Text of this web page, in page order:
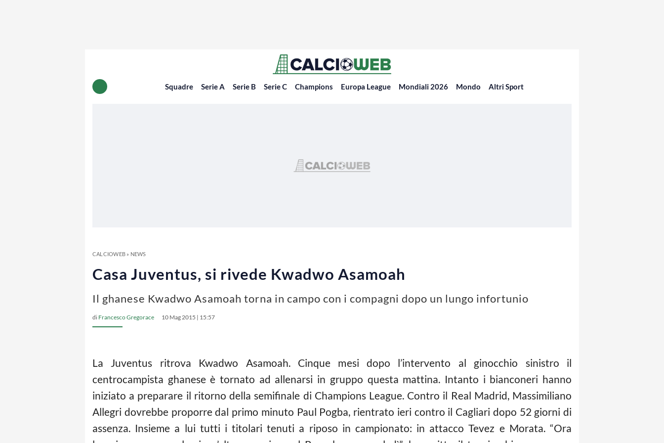
Squadre Serie A Serie B Serie C Champions Europa League Mondiali 2026 Mondo Altri Sport
CALCIOWEB» NEWS
Casa Juventus, si rivede Kwadwo Asamoah
Il ghanese Kwadwo Asamoah torna in campo con i compagni dopo un lungo infortunio
di Francesco Gregorace 10 Mag 2015 | 15:57
La Juventus ritrova Kwadwo Asamoah. Cinque mesi dopo l’intervento al ginocchio sinistro il
centrocampista ghanese è tornato ad allenarsi in gruppo questa mattina. Intanto i bianconeri hanno
iniziato a preparare il ritorno della semifinale di Champions League. Contro il Real Madrid, Massimiliano
Allegri dovrebbe proporre dal primo minuto Paul Pogba, rientrato ieri contro il Cagliari dopo 52 giorni di
assenza. Insieme a lui tutti i titolari tenuti a riposo in campionato: in attacco Tevez e Morata. “Ora